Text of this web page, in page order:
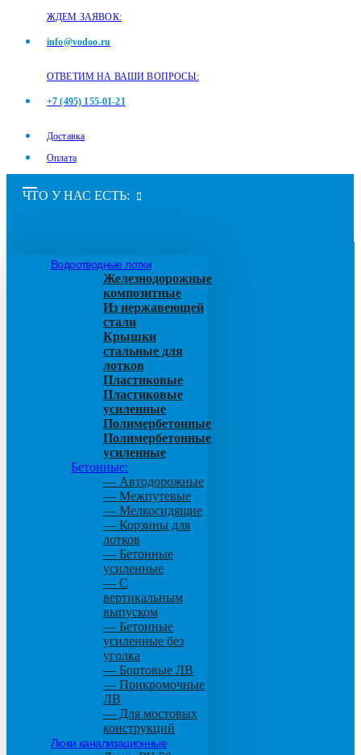
ЖДЕМ ЗАЯВОК:
info@vodoo.ru
ОТВЕТИМ НА ВАШИ ВОПРОСЫ:
+7 (495) 155-01-21
Доставка
Оплата
ЧТО У НАС ЕСТЬ:
Водоотводные лотки
Железнодорожные
композитные
Из нержавеющей
стали
Крышки
стальные для
лотков
Пластиковые
Пластиковые
усиленные
Полимербетонные
Полимербетонные
усиленные
Бетонные:
— Автодорожные
— Межпутевые
— Мелкосидящие
— Корзины для
лотков
— Бетонные
усиленные
— С
вертикальным
выпуском
— Бетонные
усиленные без
уголка
— Бортовые ЛВ
— Прикромочные
ЛВ
— Для мостовых
конструкций
Люки канализационные